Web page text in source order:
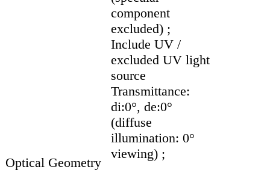
Optical Geometry
component
excluded) ;
Include UV /
excluded UV light
source
Transmittance:
di:0°, de:0°
(diffuse
illumination: 0°
viewing) ;